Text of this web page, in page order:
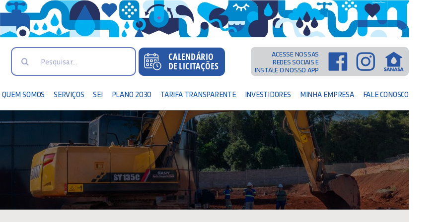
Search
ACESSE NOSSAS
REDES SOCIAIS E
INSTALE O NOSSO APP
QUEM SOMOS SERVIÇOS SEI PLANO 2030 TARIFA TRANSPARENTE INVESTIDORES MINHA EMPRESA FALE CONOSCO